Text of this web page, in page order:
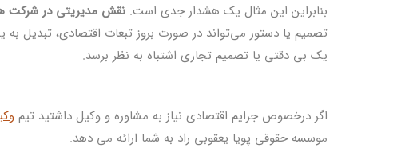
بنابراین این مثال یک هشدار جدی است. نقش مدیریتی در شرکت
تصمیم یا دستور می‌تواند در صورت بروز تبعات اقتصادی، تبدیل به
یک بی‌ دقتی یا تصمیم تجاری اشتباه به نظر برسد.
اگر درخصوص جرایم اقتصادی نیاز به مشاوره و وکیل داشتید تیم
موسسه حقوقی پویا یعقوبی راد به شما ارائه می دهد.